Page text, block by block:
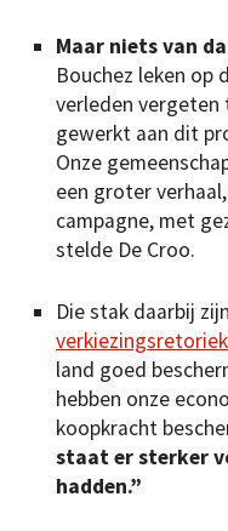
Maar niets van
Bouchez leken op
verleden vergeten
gewerkt aan dit
Onze
een groter
campagne, met
stelde De Croo.
Die stak daarbij zijn
verkiezingsretoriek
land goed
hebben onze
koopkracht
staat er sterker
hadden.”